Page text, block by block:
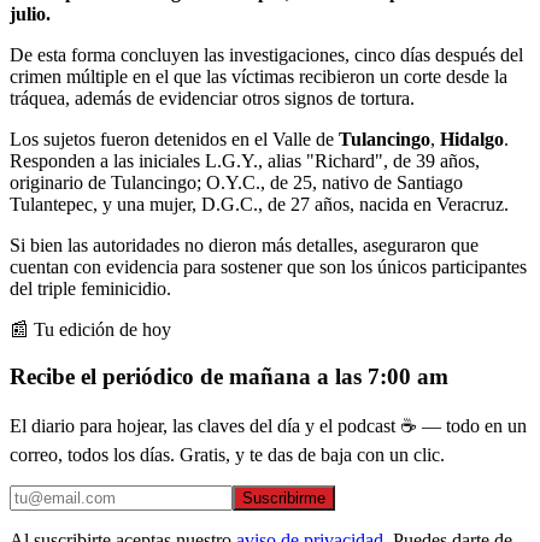
julio.
De esta forma concluyen las investigaciones, cinco días después del
crimen múltiple en el que las víctimas recibieron un corte desde la
tráquea, además de evidenciar otros signos de tortura.
Los sujetos fueron detenidos en el Valle de Tulancingo, Hidalgo.
Responden a las iniciales L.G.Y., alias "Richard", de 39 años,
originario de Tulancingo; O.Y.C., de 25, nativo de Santiago
Tulantepec, y una mujer, D.G.C., de 27 años, nacida en Veracruz.
Si bien las autoridades no dieron más detalles, aseguraron que
cuentan con evidencia para sostener que son los únicos participantes
del triple feminicidio.
📰 Tu edición de hoy
Recibe el periódico de mañana a las 7:00 am
El diario para hojear, las claves del día y el podcast ☕ — todo en un
correo, todos los días. Gratis, y te das de baja con un clic.
Suscribirme